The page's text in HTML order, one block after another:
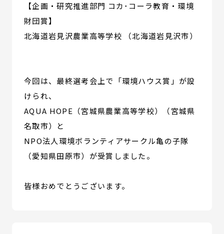
【企画・研究推進部門 コカ･コーラ教育・環境
財団賞】
北海道岩見沢農業高等学校 （北海道岩見沢市）
今回は、最終選考会上で「環境ハウス賞」が設
けられ、
AQUA HOPE（宮城県農業高等学校）（宮城県
名取市）と
NPO法人環境ボランティアサークル亀の子隊
（愛知県田原市）が受賞しました。
皆様おめでとうございます。